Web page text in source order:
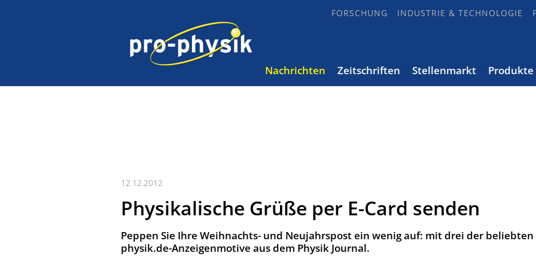
FORSCHUNG INDUSTRIE & TECHNOLOGIE
Nachrichten Zeitschriften Stellenmarkt Produkte
12.12.2012
Physikalische Grüße per E-Card senden
Peppen Sie Ihre Weihnachts- und Neujahrspost ein wenig auf: mit drei der beliebten
physik.de-Anzeigenmotive aus dem Physik Journal.